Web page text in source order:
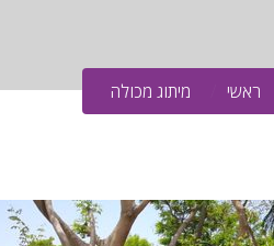
ראשי מיתוג מכולה